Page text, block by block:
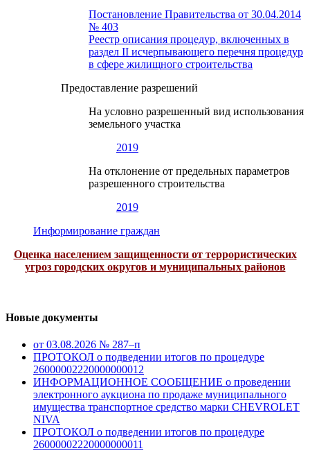
Постановление Правительства от 30.04.2014
№ 403
Реестр описания процедур, включенных в
раздел II исчерпывающего перечня процедур
в сфере жилищного строительства
Предоставление разрешений
На условно разрешенный вид использования
земельного участка
2019
На отклонение от предельных параметров
разрешенного строительства
2019
Информирование граждан
Оценка населением защищенности от террористических
угроз городских округов и муниципальных районов
Новые документы
от 03.08.2026 № 287–п
ПРОТОКОЛ о подведении итогов по процедуре
26000002220000000012
ИНФОРМАЦИОННОЕ СООБЩЕНИЕ о проведении
электронного аукциона по продаже муниципального
имущества транспортное средство марки CHEVROLET
NIVA
ПРОТОКОЛ о подведении итогов по процедуре
26000002220000000011